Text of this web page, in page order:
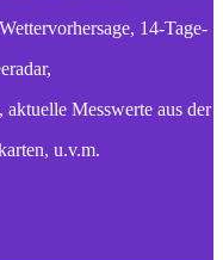
14-Tage-
Messwerte aus der
u.v.m.